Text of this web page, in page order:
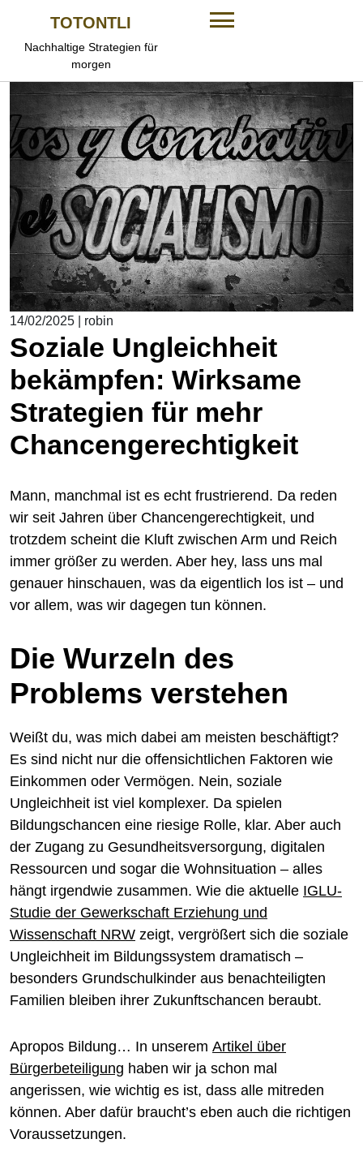
content
TOTONTLI
Nachhaltige Strategien für
morgen
14/02/2025 robin
Soziale Ungleichheit
bekämpfen: Wirksame
Strategien für mehr
Chancengerechtigkeit
Mann, manchmal ist es echt frustrierend. Da reden
wir seit Jahren über Chancengerechtigkeit, und
trotzdem scheint die Kluft zwischen Arm und Reich
immer größer zu werden. Aber hey, lass uns mal
genauer hinschauen, was da eigentlich los ist – und
vor allem, was wir dagegen tun können.
Die Wurzeln des
Problems verstehen
Weißt du, was mich dabei am meisten beschäftigt?
Es sind nicht nur die offensichtlichen Faktoren wie
Einkommen oder Vermögen. Nein, soziale
Ungleichheit ist viel komplexer. Da spielen
Bildungschancen eine riesige Rolle, klar. Aber auch
der Zugang zu Gesundheitsversorgung, digitalen
Ressourcen und sogar die Wohnsituation – alles
hängt irgendwie zusammen. Wie die aktuelle IGLU-
Studie der Gewerkschaft Erziehung und
Wissenschaft NRW zeigt, vergrößert sich die soziale
Ungleichheit im Bildungssystem dramatisch –
besonders Grundschulkinder aus benachteiligten
Familien bleiben ihrer Zukunftschancen beraubt.
Apropos Bildung… In unserem Artikel über
Bürgerbeteiligung haben wir ja schon mal
angerissen, wie wichtig es ist, dass alle mitreden
können. Aber dafür braucht’s eben auch die richtigen
Voraussetzungen.